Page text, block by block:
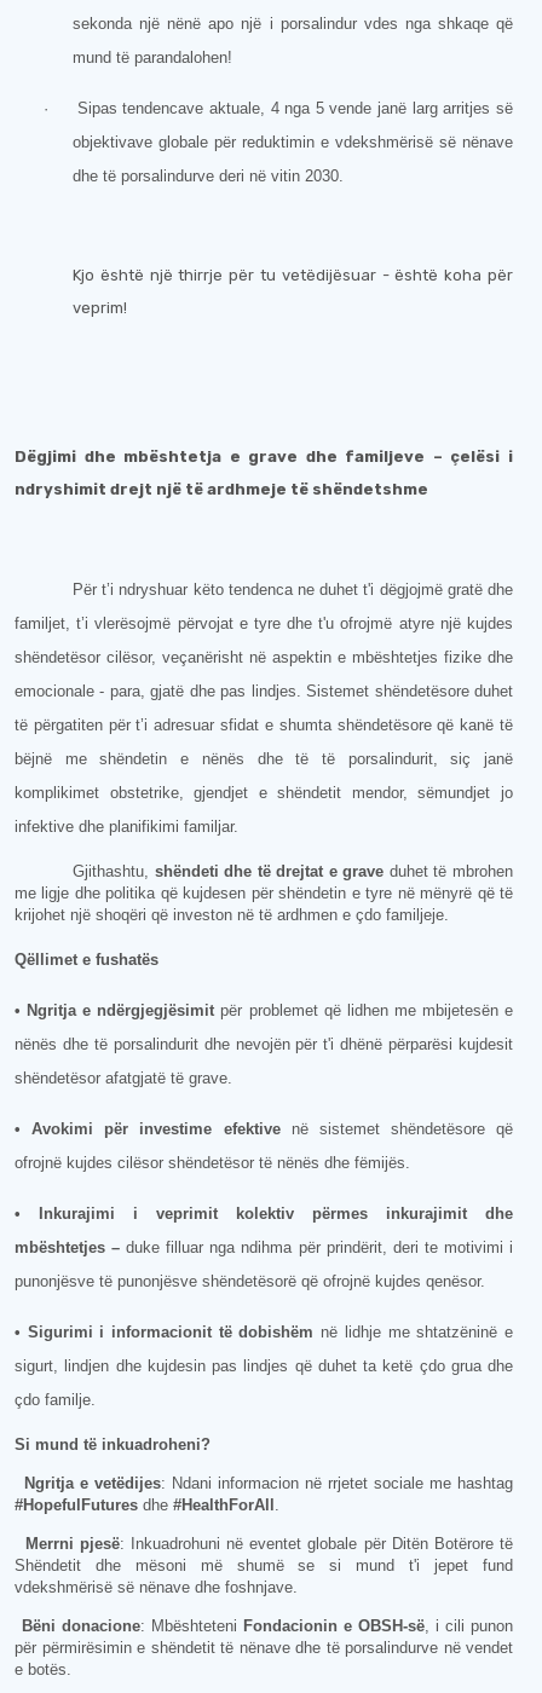
sekonda një nënë apo një i porsalindur vdes nga shkaqe që
mund të parandalohen!
·
Sipas tendencave aktuale, 4 nga 5 vende janë larg arritjes së
objektivave globale për reduktimin e vdekshmërisë së nënave
dhe të porsalindurve deri në vitin 2030.
Kjo është një thirrje për tu vetëdijësuar - është koha për
veprim!
Dëgjimi dhe mbështetja e grave dhe familjeve – çelësi i
ndryshimit drejt një të ardhmeje të shëndetshme
Për t’i ndryshuar këto tendenca ne duhet t'i dëgjojmë gratë dhe
familjet, t’i vlerësojmë përvojat e tyre dhe t'u ofrojmë atyre një kujdes
shëndetësor cilësor, veçanërisht në aspektin e mbështetjes fizike dhe
emocionale - para, gjatë dhe pas lindjes. Sistemet shëndetësore duhet
të përgatiten për t’i adresuar sfidat e shumta shëndetësore që kanë të
bëjnë me shëndetin e nënës dhe të të porsalindurit, siç janë
komplikimet obstetrike, gjendjet e shëndetit mendor, sëmundjet jo
infektive dhe planifikimi familjar.
Gjithashtu, shëndeti dhe të drejtat e grave duhet të mbrohen
me ligje dhe politika që kujdesen për shëndetin e tyre në mënyrë që të
krijohet një shoqëri që investon në të ardhmen e çdo familjeje.
Qëllimet e fushatës
• Ngritja e ndërgjegjësimitpër problemet që lidhen me mbijetesën e
nënës dhe të porsalindurit dhe nevojën për t'i dhënë përparësi kujdesit
shëndetësor afatgjatë të grave.
• Avokimi për investime efektive në sistemet shëndetësore që
ofrojnë kujdes cilësor shëndetësor të nënës dhe fëmijës.
• Inkurajimi i veprimit kolektiv përmes inkurajimit dhe
mbështetjes –duke filluar nga ndihma për prindërit, deri te motivimi i
punonjësve të punonjësve shëndetësorë që ofrojnë kujdes qenësor.
• Sigurimi i informacionit të dobishëm në lidhje me shtatzëninë e
sigurt, lindjen dhe kujdesin pas lindjes që duhet ta ketë çdo grua dhe
çdo familje.
Si mund të inkuadroheni?
Ngritja e vetëdijes: Ndani informacion në rrjetet sociale me hashtag
#HopefulFutures dhe #HealthForAll
Merrni pjesë: Inkuadrohuni në eventet globale për Ditën Botërore të
Shëndetit dhe mësoni më shumë se si mund t'i jepet fund
vdekshmërisë së nënave dhe foshnjave.
Bëni donacione: Mbështeteni Fondacionin e OBSH-së , i cili punon
për përmirësimin e shëndetit të nënave dhe të porsalindurve në vendet
e botës.